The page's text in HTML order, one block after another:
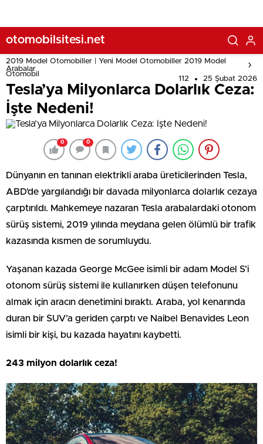
otomobilsitesi.net
2019 Model Otomobiller | Yeni Model Otomobiller 2019 Model
Arabalar
Otomobil
112 25 Şubat 2026
Tesla’ya Milyonlarca Dolarlık Ceza:
İşte Nedeni!
0 0
Dünyanın en tanınan elektrikli araba üreticilerinden Tesla,
ABD’de yargılandığı bir davada milyonlarca dolarlık cezaya
çarptırıldı. Mahkemeye nazaran Tesla arabalardaki otonom
sürüş sistemi, 2019 yılında meydana gelen ölümlü bir trafik
kazasında kısmen de sorumluydu.
Yaşanan kazada George McGee isimli bir adam Model S’i
otonom sürüş sistemi ile kullanırken düşen telefonunu
almak için aracın denetimini bıraktı. Araba, yol kenarında
duran bir SUV’a geriden çarptı ve Naibel Benavides Leon
isimli bir kişi, bu kazada hayatını kaybetti.
243 milyon dolarlık ceza!